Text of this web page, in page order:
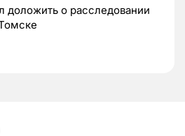
доложить о расследовании